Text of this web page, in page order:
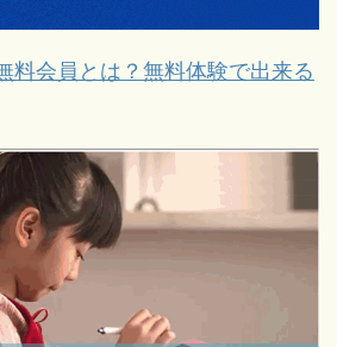
料会員とは？無料体験で出来る